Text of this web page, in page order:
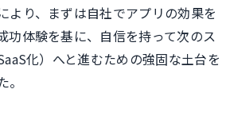
より、まずは自社でアプリの効果を
功体験を基に、自信を持って次のス
化）へと進むための強固な土台を